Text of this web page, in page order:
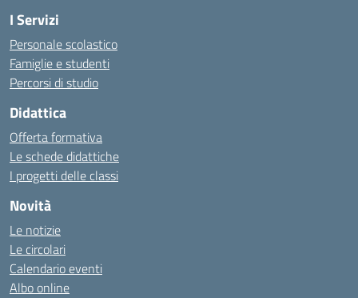
I Servizi
Personale scolastico
Famiglie e studenti
Percorsi di studio
Didattica
Offerta formativa
Le schede didattiche
I progetti delle classi
Novità
Le notizie
Le circolari
Calendario eventi
Albo online